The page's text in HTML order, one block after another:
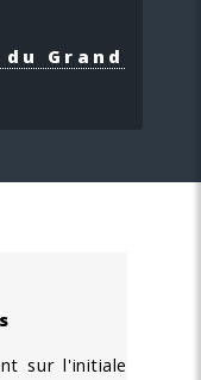
Grand
sur l'initiale